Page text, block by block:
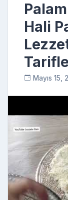
Hali
Mayıs 15,